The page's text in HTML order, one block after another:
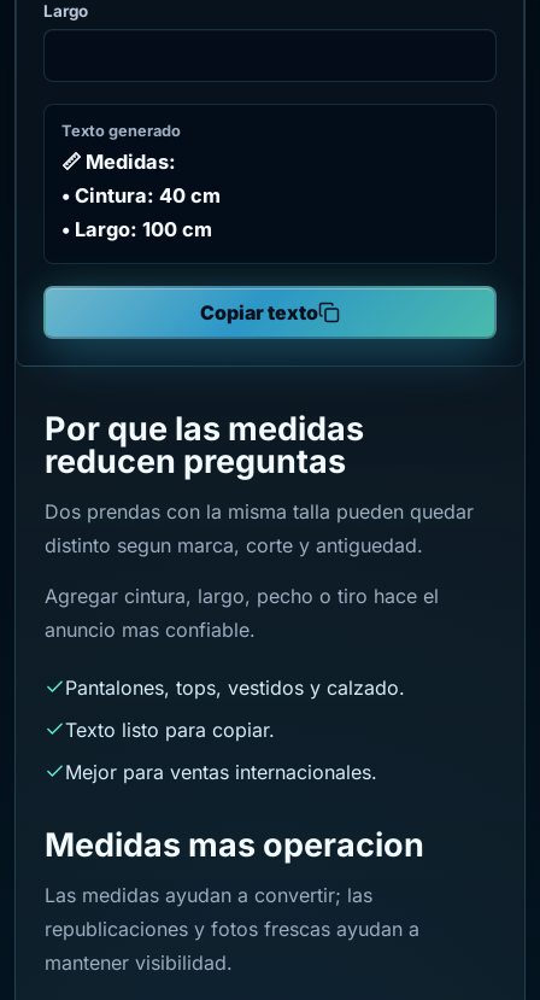
Largo
Texto generado
📏 Medidas:
• Cintura: 40 cm
• Largo: 100 cm
Copiar texto
Por que las medidas
reducen preguntas
Dos prendas con la misma talla pueden quedar
distinto segun marca, corte y antiguedad.
Agregar cintura, largo, pecho o tiro hace el
anuncio mas confiable.
Pantalones, tops, vestidos y calzado.
Texto listo para copiar.
Mejor para ventas internacionales.
Medidas mas operacion
Las medidas ayudan a convertir; las
republicaciones y fotos frescas ayudan a
mantener visibilidad.